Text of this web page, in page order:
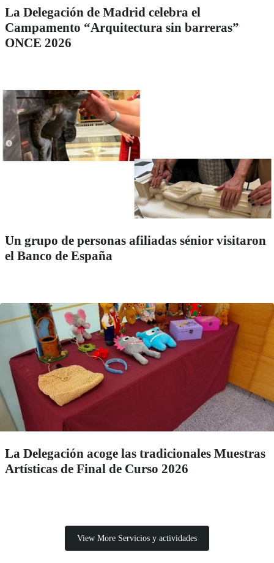
La Delegación de Madrid celebra el
Campamento “Arquitectura sin barreras”
ONCE 2026
Un grupo de personas afiliadas sénior visitaron
el Banco de España
La Delegación acoge las tradicionales Muestras
Artísticas de Final de Curso 2026
View More Servicios y actividades